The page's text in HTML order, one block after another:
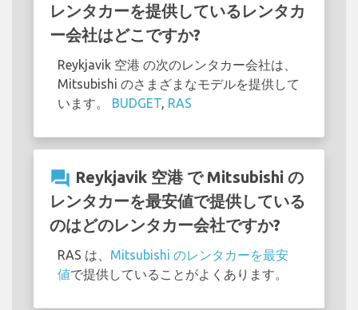
レンタカーを提供しているレンタカ
ー会社はどこですか?
Reykjavik 空港 の次のレンタカー会社は、
Mitsubishi のさまざまなモデルを提供して
います。 BUDGET, RAS
question_answer Reykjavik 空港 で Mitsubishi の
レンタカーを最安値で提供している
のはどのレンタカー会社ですか?
RAS は、 Mitsubishi のレンタカーを最安
値で提供していることがよくあります。